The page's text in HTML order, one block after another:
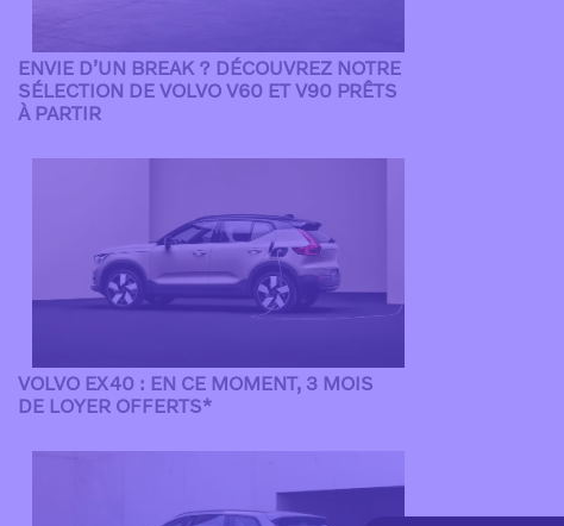
ENVIE D’UN BREAK ? DÉCOUVREZ NOTRE
SÉLECTION DE VOLVO V60 ET V90 PRÊTS
À PARTIR
VOLVO EX40 : EN CE MOMENT, 3 MOIS
DE LOYER OFFERTS*